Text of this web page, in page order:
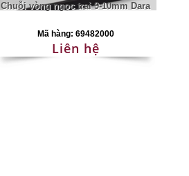
Chuỗi vòng ngọc trai 9-10mm Dara
Mã hàng: 69482000
Liên hệ